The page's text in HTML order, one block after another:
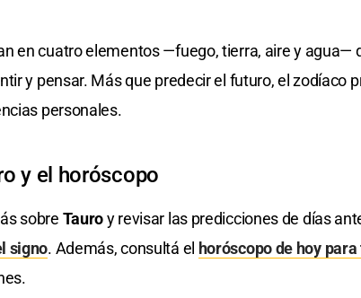
en cuatro elementos —fuego, tierra, aire y agua—
y pensar. Más que predecir el futuro, el zodíaco
personales.
y el horóscopo
sobre Tauroy revisar las predicciones de días
signo. Además, consultá el horóscopo de hoy